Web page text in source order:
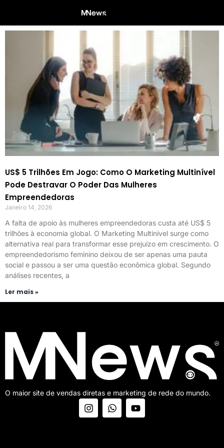
US$ 5 Trilhões Em Jogo: Como O Marketing Multinível
Pode Destravar O Poder Das Mulheres
Empreendedoras
Janeiro 14, 2026
A falta de apoio às mulheres empreendedoras custa até US$ 5
trilhões à economia global. O Marketing Multinível surge como
alternativa real para transformar esse prejuízo em crescimento. O
empreendedorismo feminino deixou de ser apenas uma pauta
social e passou a ser uma questão econômica global. Segundo
análises recentes, a
Ler mais »
O maior site de vendas diretas e marketing de rede do mundo.